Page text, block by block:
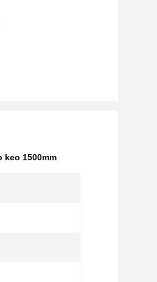
keo 1500mm